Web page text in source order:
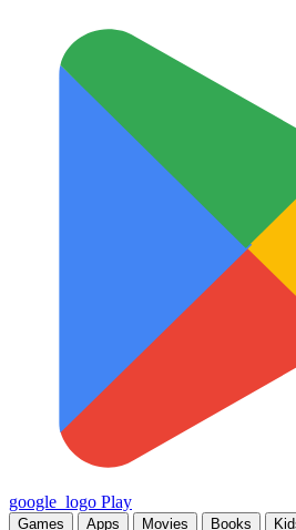
google_logo Play
Games Apps Movies Books